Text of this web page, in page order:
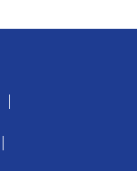
|
|